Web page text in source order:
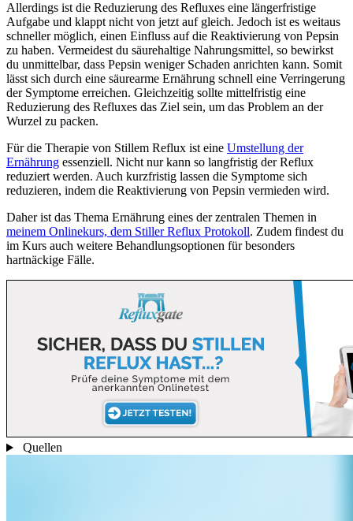
Allerdings ist die Reduzierung des Refluxes eine längerfristige
Aufgabe und klappt nicht von jetzt auf gleich. Jedoch ist es weitaus
schneller möglich, einen Einfluss auf die Reaktivierung von Pepsin
zu haben. Vermeidest du säurehaltige Nahrungsmittel, so bewirkst
du unmittelbar, dass Pepsin weniger Schaden anrichten kann. Somit
lässt sich durch eine säurearme Ernährung schnell eine Verringerung
der Symptome erreichen. Gleichzeitig sollte mittelfristig eine
Reduzierung des Refluxes das Ziel sein, um das Problem an der
Wurzel zu packen.
Für die Therapie von Stillem Reflux ist eine Umstellung der
Ernährung essenziell. Nicht nur kann so langfristig der Reflux
reduziert werden. Auch kurzfristig lassen die Symptome sich
reduzieren, indem die Reaktivierung von Pepsin vermieden wird.
Daher ist das Thema Ernährung eines der zentralen Themen in
meinem Onlinekurs, dem Stiller Reflux Protokoll. Zudem findest du
im Kurs auch weitere Behandlungsoptionen für besonders
hartnäckige Fälle.
Quellen